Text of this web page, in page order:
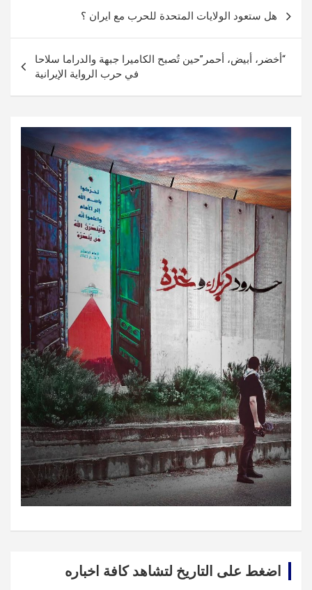
المقالات
هل ستعود الولايات المتحدة للحرب مع ايران ؟
“أخضر، أبيض، أحمر”حين تُصبح الكاميرا جبهة والدراما سلاحا
في حرب الرواية الإيرانية
اضغط على التاريخ لتشاهد كافة اخباره